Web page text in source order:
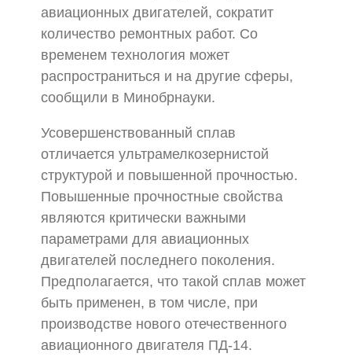
авиационных двигателей, сократит
количество ремонтных работ. Со
временем технология может
распространиться и на другие сферы,
сообщили в Минобрнауки.
Усовершенствованный сплав
отличается ультрамелкозернистой
структурой и повышенной прочностью.
Повышенные прочностные свойства
являются критически важными
параметрами для авиационных
двигателей последнего поколения.
Предполагается, что такой сплав может
быть применен, в том числе, при
производстве нового отечественного
авиационного двигателя ПД-14.